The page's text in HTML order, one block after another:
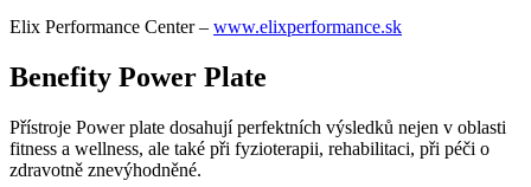
Elix Performance Center – www.elixperformance.sk
Benefity Power Plate
Přístroje Power plate dosahují perfektních výsledků nejen v oblasti
fitness a wellness, ale také při fyzioterapii, rehabilitaci, při péči o
zdravotně znevýhodněné.